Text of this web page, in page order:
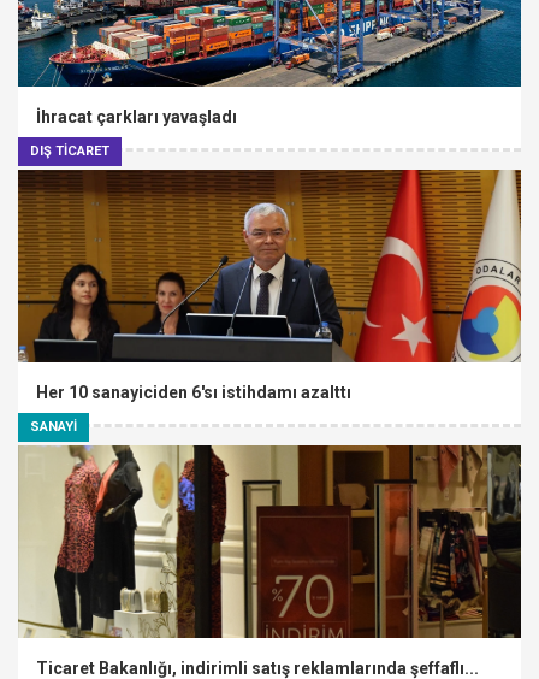
DIŞ TİCARET
İhracat çarkları yavaşladı
SANAYİ
Her 10 sanayiciden 6'sı istihdamı azalttı
Ticaret Bakanlığı, indirimli satış reklamlarında şeffaflı...